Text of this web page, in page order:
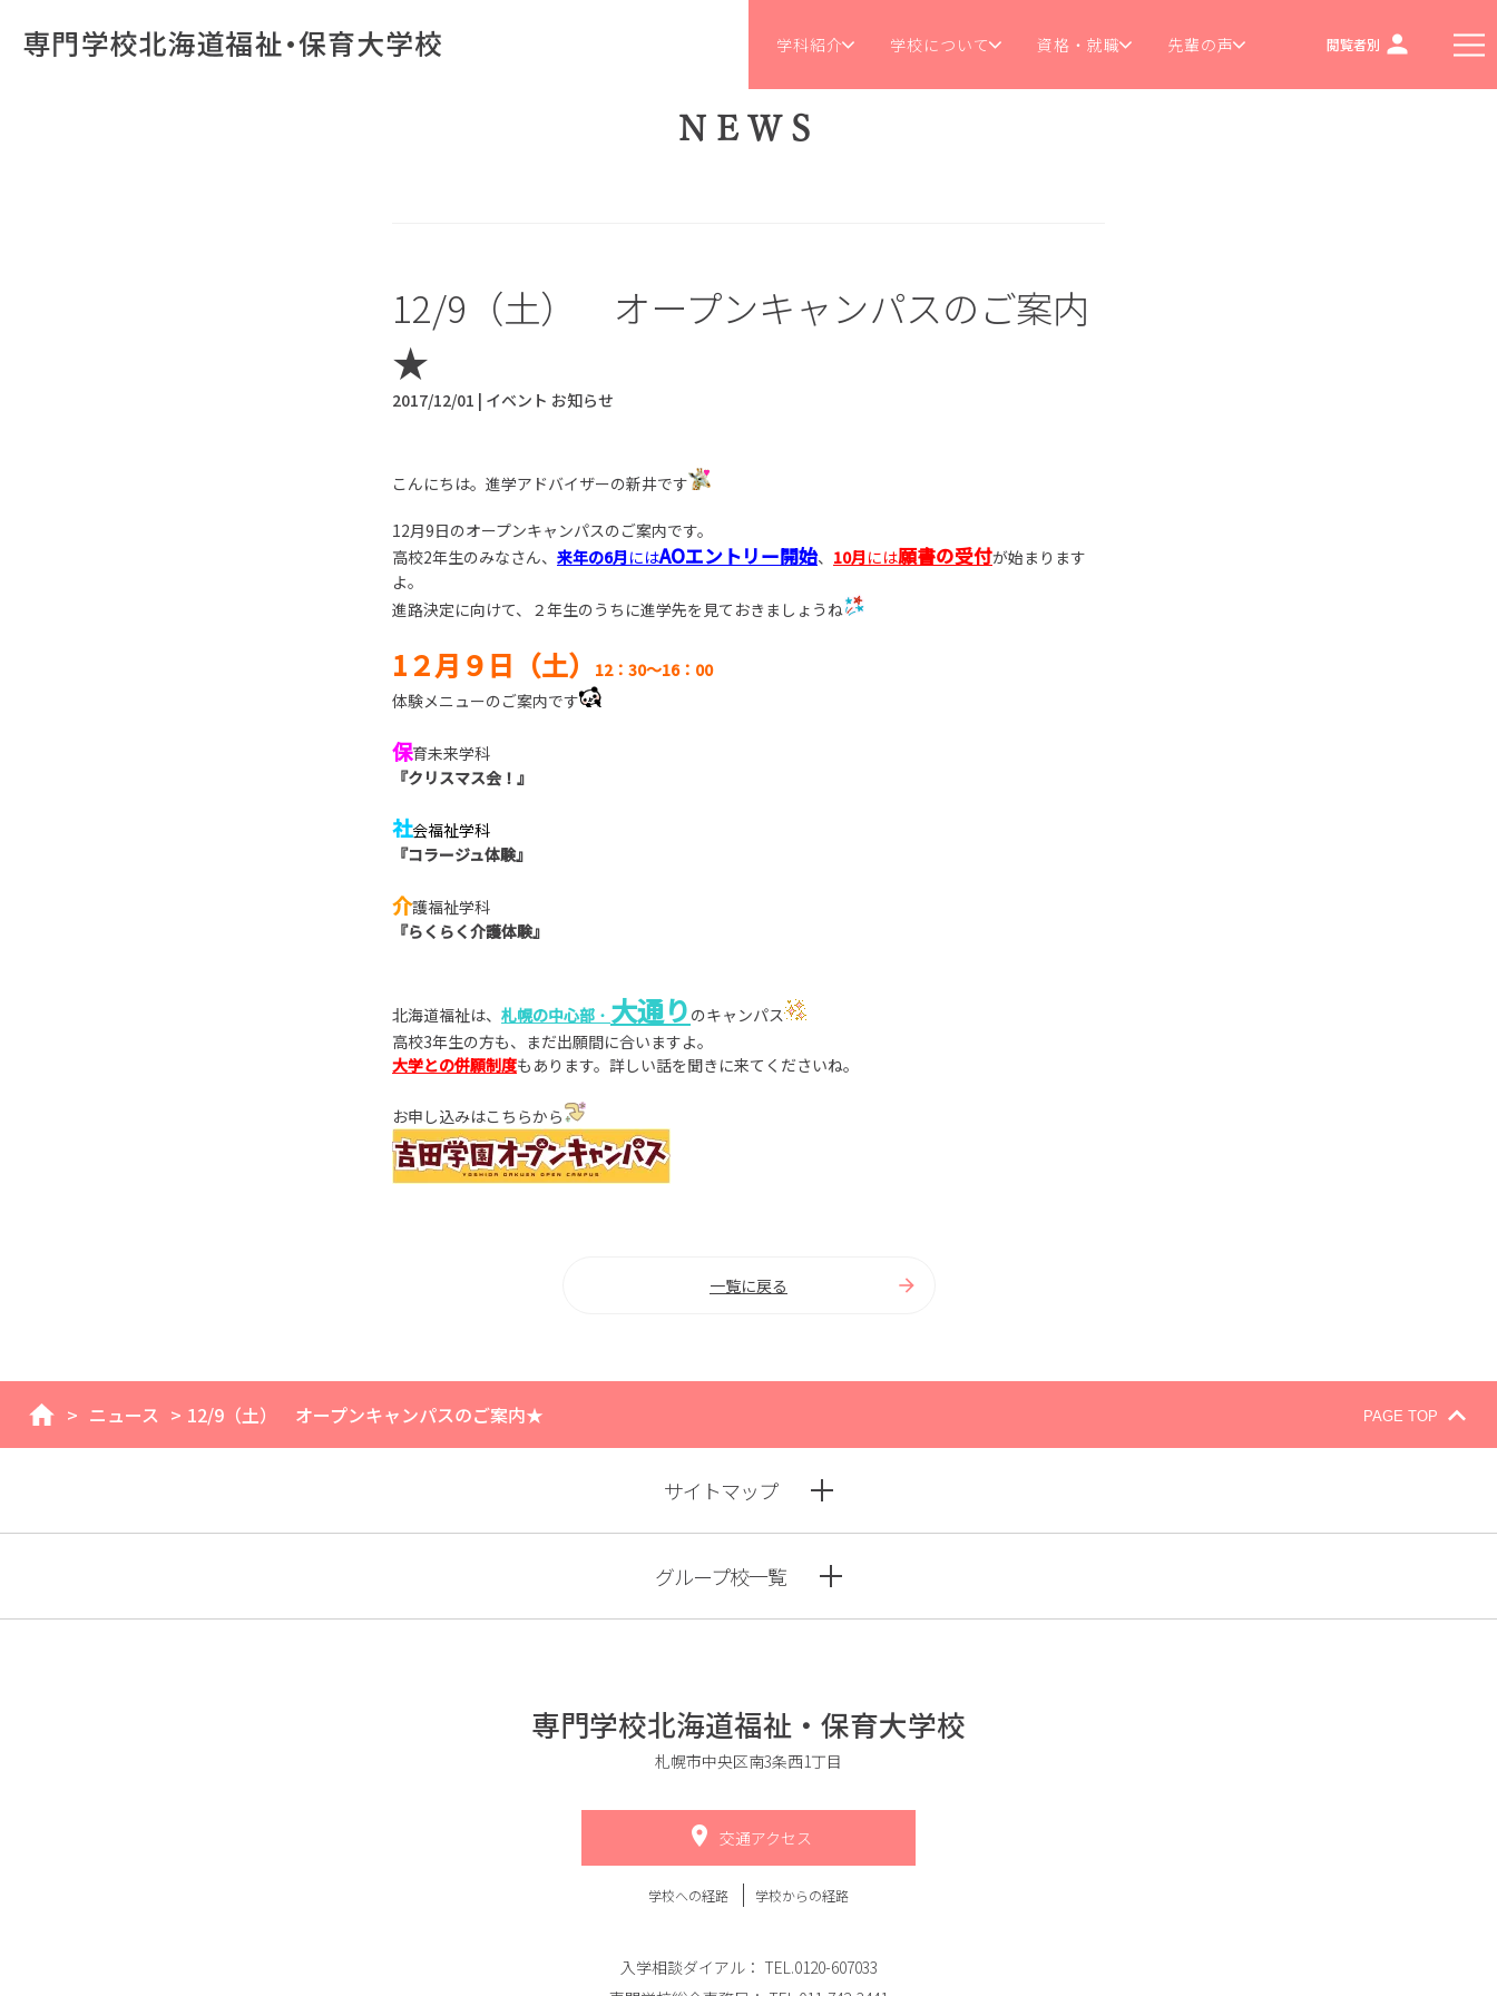
学科紹介 学校について 資格・就職 先輩の声 閲覧者別
NEWS
12/9（土） オープンキャンパスのご案内
★
2017/12/01 | イベント お知らせ
こんにちは。進学アドバイザーの新井です
12月9日のオープンキャンパスのご案内です。
高校2年生のみなさん、 来年の6月 にはAOエントリー開始、 10月 には願書の受付が始まります
よ。
進路決定に向けて、２年生のうちに進学先を見ておきましょうね
1２月９日（土） 12：30～16： 00
体験メニューのご案内です
保育未来学科
『クリスマス会！』
社会福祉学科
『コラージュ体験』
介護福祉学科
『らくらく介護体験』
北海道福祉は、 札幌の中心部 ・ 大通り のキャンパス
高校3年生の方も、まだ出願間に合いますよ。
大学との併願制度もあります。詳しい話を聞きに来てくださいね。
お申し込みはこちらから
一覧に戻る
home
> ニュース > 12/9（土） オープンキャンパスのご案内★ PAGE TOP
サイトマップ
グループ校一覧
専門学校北海道福祉・保育大学校
札幌市中央区南3条西1丁目
交通アクセス
学校への経路 学校からの経路
入学相談ダイアル： TEL.0120-607033